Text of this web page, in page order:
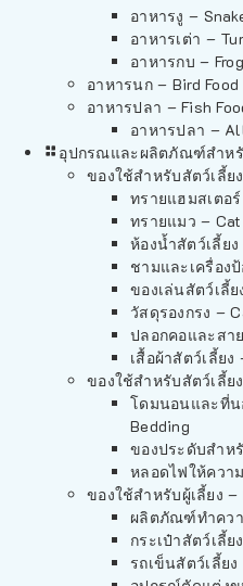
อาหารงู –
อาหารเต่า –
อาหารกบ –
อาหารนก – Bird Food
อาหารปลา – Fish
อาหารปลา –
อุปกรณและผลิตภัณฑ์สำหรั
ของใช้สำหรับสัตว์เลี้ย
ทรายแฮมสเตอ
ทรายแมว – Cat
ห้องน้ำสัตว์เลี้ย
ชามและเครื่อง
ของเล่นสัตว์เลี้
วัสดุรองกรง –
ปลอกคอและสา
เสื้อผ้าสัตว์เลี้ย
ของใช้สำหรับสัตว์เลี้ย
โดมนอนและที่น
Bedding
ของประดับสำห
หลอดไฟให้ควา
ของใช้สำหรับผู้เลี้ยง
ผลิตภัณฑ์ทำคว
กระเป๋าสัตว์เลี้
รถเข็นสัตว์เลี้ย